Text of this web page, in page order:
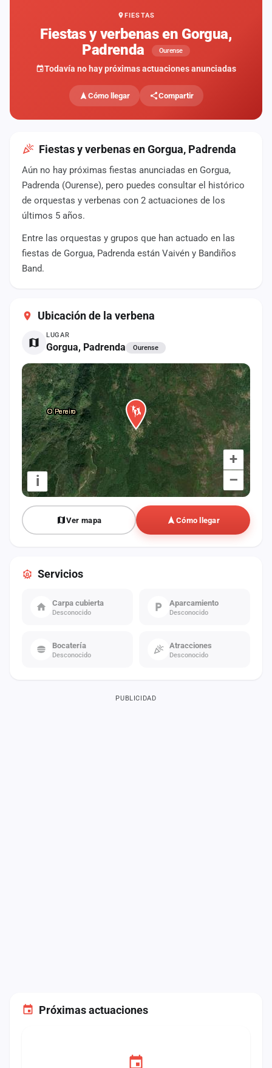
FIESTAS
Fiestas y verbenas en Gorgua,
Padrenda
Ourense
Todavía no hay próximas actuaciones anunciadas
Cómo llegar Compartir
Fiestas y verbenas en Gorgua, Padrenda
Aún no hay próximas fiestas anunciadas en Gorgua,
Padrenda (Ourense), pero puedes consultar el histórico
de orquestas y verbenas con 2 actuaciones de los
últimos 5 años.
Entre las orquestas y grupos que han actuado en las
fiestas de Gorgua, Padrenda están Vaivén y Bandiños
Band.
Próximas actuaciones
Ubicación de la verbena
LUGAR
Gorgua, Padrenda Ourense
+
–
i
Ver mapa Cómo llegar
Servicios
Carpa cubierta
Desconocido
Aparcamiento
Desconocido
Bocatería
Desconocido
Atracciones
Desconocido
PUBLICIDAD
Componentes
Agencias
Rankings
Vídeos
Anuncios
Iniciar
sesión
Crear
Contacto